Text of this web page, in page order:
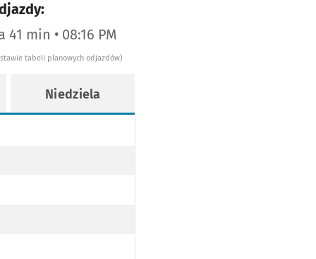
41 min • 08:16 PM
tabeli planowych odjazdów)
Niedziela